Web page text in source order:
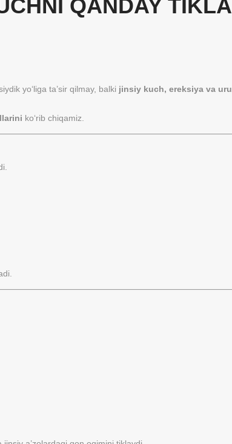
QANDAY
yo‘liga ta’sir qilmay, balki jinsiy kuch, ereksiya va
ko‘rib chiqamiz.